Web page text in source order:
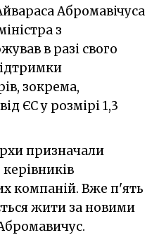
Абромавічуса
з
в разі свого
зокрема,
ЄС у розмірі 1,3
призначали
керівників
компаній. Вже п'ять
жити за новими